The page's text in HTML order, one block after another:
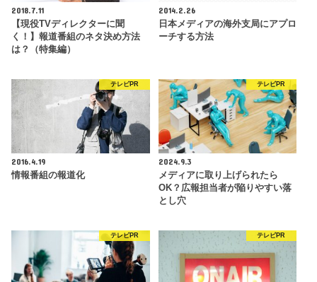
2018.7.11
【現役TVディレクターに聞
く！】報道番組のネタ決め方法
は？（特集編）
2014.2.26
日本メディアの海外支局にアプロ
ーチする方法
テレビPR
2016.4.19
情報番組の報道化
テレビPR
2024.9.3
メディアに取り上げられたら
OK？広報担当者が陥りやすい落
とし穴
テレビPR テレビPR